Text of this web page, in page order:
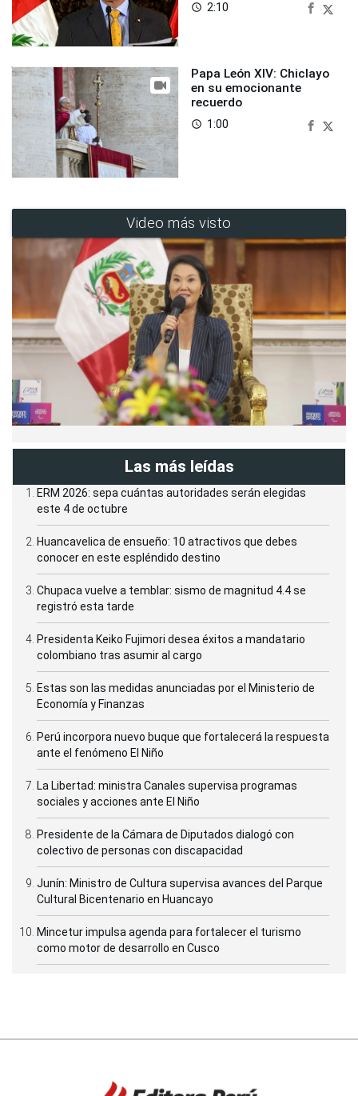
access_time 2:10
Papa León XIV: Chiclayo
en su emocionante
recuerdo
access_time 1:00
Video más visto
Las más leídas
ERM 2026: sepa cuántas autoridades serán elegidas
este 4 de octubre
Huancavelica de ensueño: 10 atractivos que debes
conocer en este espléndido destino
Chupaca vuelve a temblar: sismo de magnitud 4.4 se
registró esta tarde
Presidenta Keiko Fujimori desea éxitos a mandatario
colombiano tras asumir al cargo
Estas son las medidas anunciadas por el Ministerio de
Economía y Finanzas
Perú incorpora nuevo buque que fortalecerá la respuesta
ante el fenómeno El Niño
La Libertad: ministra Canales supervisa programas
sociales y acciones ante El Niño
Presidente de la Cámara de Diputados dialogó con
colectivo de personas con discapacidad
Junín: Ministro de Cultura supervisa avances del Parque
Cultural Bicentenario en Huancayo
Mincetur impulsa agenda para fortalecer el turismo
como motor de desarrollo en Cusco